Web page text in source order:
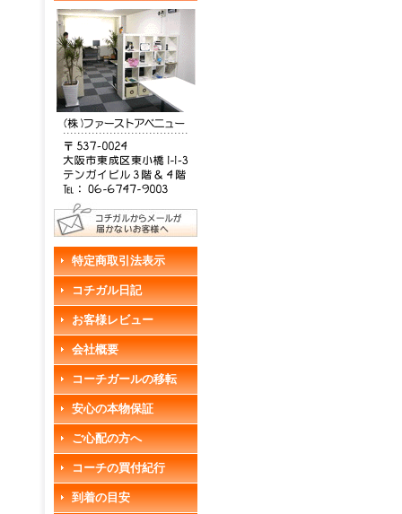
特定商取引法表示
コチガル日記
お客様レビュー
会社概要
コーチガールの移転
安心の本物保証
ご心配の方へ
コーチの買付紀行
到着の目安